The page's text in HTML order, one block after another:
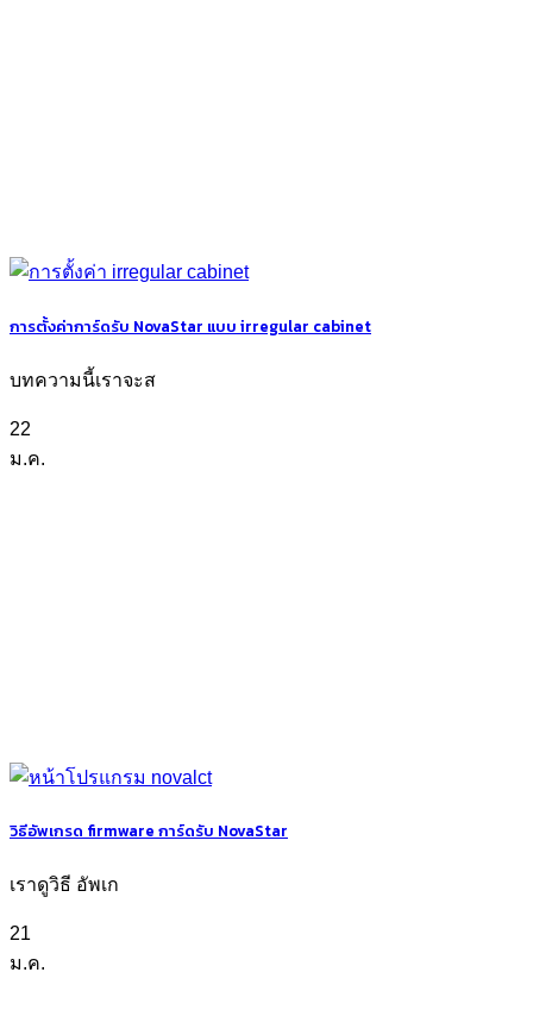
การตั้งค่าการ์ดรับ NovaStar แบบ irregular cabinet
บทความนี้เราจะส
22
ม.ค.
วิธีอัพเกรด firmware การ์ดรับ NovaStar
เราดูวิธี อัพเก
21
ม.ค.